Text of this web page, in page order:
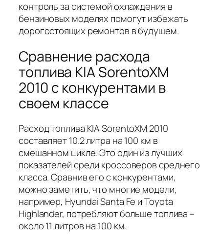
контроль за системой охлаждения в
бензиновых моделях помогут избежать
дорогостоящих ремонтов в будущем.
Сравнение расхода
топлива KIA SorentoXM
2010 с конкурентами в
своем классе
Расход топлива KIA SorentoXM 2010
составляет 10.2 литра на 100 км в
смешанном цикле. Это один из лучших
показателей среди кроссоверов среднего
класса. Сравнив его с конкурентами,
можно заметить, что многие модели,
например, Hyundai Santa Fe и Toyota
Highlander, потребляют больше топлива –
около 11 литров на 100 км.